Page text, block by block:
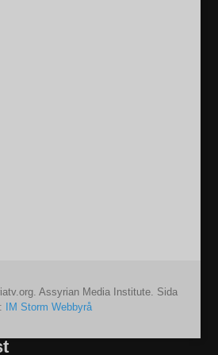
Assyrian Media Institute. Sida
IM Storm Webbyrå